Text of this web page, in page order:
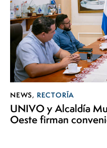
NEWS, RECTORÍA
UNIVO y Alcaldía
Oeste firman